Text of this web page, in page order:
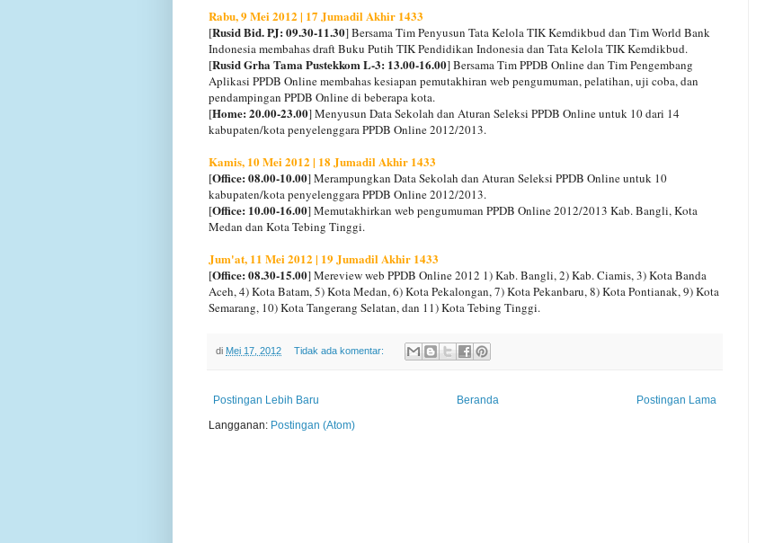
Rabu, 9 Mei 2012 | 17 Jumadil Akhir 1433
[Rusid Bid. PJ: 09.30-11.30] Bersama Tim Penyusun Tata Kelola TIK Kemdikbud dan Tim World Bank
Indonesia membahas draft Buku Putih TIK Pendidikan Indonesia dan Tata Kelola TIK Kemdikbud.
[Rusid Grha Tama Pustekkom L-3: 13.00-16.00] Bersama Tim PPDB Online dan Tim Pengembang
Aplikasi PPDB Online membahas kesiapan pemutakhiran web pengumuman, pelatihan, uji coba, dan
pendampingan PPDB Online di beberapa kota.
[Home: 20.00-23.00] Menyusun Data Sekolah dan Aturan Seleksi PPDB Online untuk 10 dari 14
kabupaten/kota penyelenggara PPDB Online 2012/2013.
Kamis, 10 Mei 2012 | 18 Jumadil Akhir 1433
[Office: 08.00-10.00] Merampungkan Data Sekolah dan Aturan Seleksi PPDB Online untuk 10
kabupaten/kota penyelenggara PPDB Online 2012/2013.
[Office: 10.00-16.00] Memutakhirkan web pengumuman PPDB Online 2012/2013 Kab. Bangli, Kota
Medan dan Kota Tebing Tinggi.
Jum'at, 11 Mei 2012 | 19 Jumadil Akhir 1433
[Office: 08.30-15.00] Mereview web PPDB Online 2012 1) Kab. Bangli, 2) Kab. Ciamis, 3) Kota Banda
Aceh, 4) Kota Batam, 5) Kota Medan, 6) Kota Pekalongan, 7) Kota Pekanbaru, 8) Kota Pontianak, 9) Kota
Semarang, 10) Kota Tangerang Selatan, dan 11) Kota Tebing Tinggi.
di Mei 17, 2012 Tidak ada komentar:
Postingan Lebih Baru Postingan Lama
Beranda
Langganan: Postingan (Atom)